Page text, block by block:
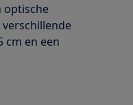
optische
cm en een